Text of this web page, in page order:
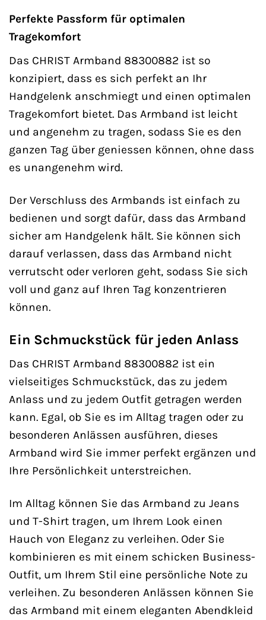
Perfekte Passform für optimalen
Tragekomfort
Das CHRIST Armband 88300882 ist so
konzipiert, dass es sich perfekt an Ihr
Handgelenk anschmiegt und einen optimalen
Tragekomfort bietet. Das Armband ist leicht
und angenehm zu tragen, sodass Sie es den
ganzen Tag über geniessen können, ohne dass
es unangenehm wird.
Der Verschluss des Armbands ist einfach zu
bedienen und sorgt dafür, dass das Armband
sicher am Handgelenk hält. Sie können sich
darauf verlassen, dass das Armband nicht
verrutscht oder verloren geht, sodass Sie sich
voll und ganz auf Ihren Tag konzentrieren
können.
Ein Schmuckstück für jeden Anlass
Das CHRIST Armband 88300882 ist ein
vielseitiges Schmuckstück, das zu jedem
Anlass und zu jedem Outfit getragen werden
kann. Egal, ob Sie es im Alltag tragen oder zu
besonderen Anlässen ausführen, dieses
Armband wird Sie immer perfekt ergänzen und
Ihre Persönlichkeit unterstreichen.
Im Alltag können Sie das Armband zu Jeans
und T-Shirt tragen, um Ihrem Look einen
Hauch von Eleganz zu verleihen. Oder Sie
kombinieren es mit einem schicken Business-
Outfit, um Ihrem Stil eine persönliche Note zu
verleihen. Zu besonderen Anlässen können Sie
das Armband mit einem eleganten Abendkleid